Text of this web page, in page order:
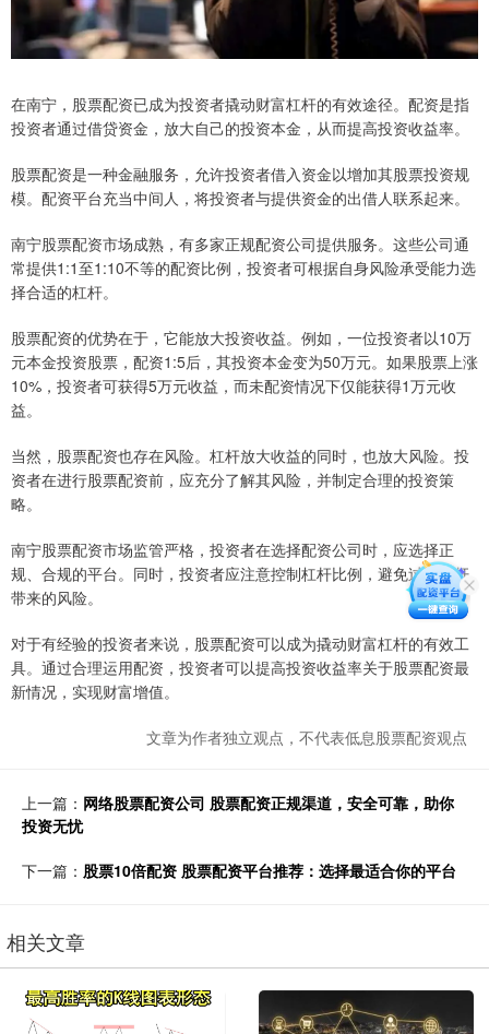
在南宁，股票配资已成为投资者撬动财富杠杆的有效途径。配资是指
投资者通过借贷资金，放大自己的投资本金，从而提高投资收益率。
股票配资是一种金融服务，允许投资者借入资金以增加其股票投资规
模。配资平台充当中间人，将投资者与提供资金的出借人联系起来。
南宁股票配资市场成熟，有多家正规配资公司提供服务。这些公司通
常提供1:1至1:10不等的配资比例，投资者可根据自身风险承受能力选
择合适的杠杆。
股票配资的优势在于，它能放大投资收益。例如，一位投资者以10万
元本金投资股票，配资1:5后，其投资本金变为50万元。如果股票上涨
10%，投资者可获得5万元收益，而未配资情况下仅能获得1万元收
益。
当然，股票配资也存在风险。杠杆放大收益的同时，也放大风险。投
资者在进行股票配资前，应充分了解其风险，并制定合理的投资策
略。
南宁股票配资市场监管严格，投资者在选择配资公司时，应选择正
规、合规的平台。同时，投资者应注意控制杠杆比例，避免过度杠杆
带来的风险。
对于有经验的投资者来说，股票配资可以成为撬动财富杠杆的有效工
具。通过合理运用配资，投资者可以提高投资收益率关于股票配资最
新情况，实现财富增值。
文章为作者独立观点，不代表低息股票配资观点
上一篇： 网络股票配资公司 股票配资正规渠道，安全可靠，助你
投资无忧
下一篇： 股票10倍配资 股票配资平台推荐：选择最适合你的平台
相关文章